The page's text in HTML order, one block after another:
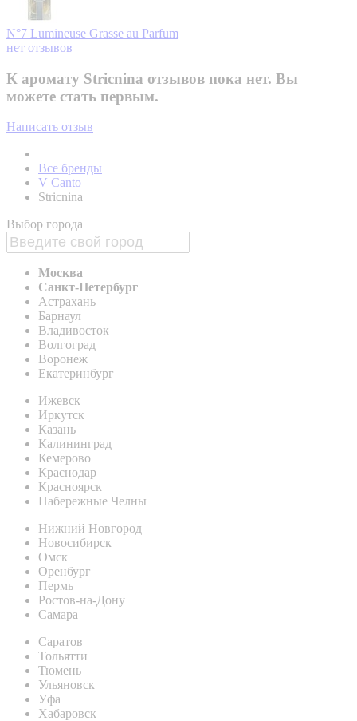
N°7 Lumineuse Grasse au Parfum
нет отзывов
К аромату Stricnina отзывов пока нет. Вы
можете стать первым.
Написать отзыв
Все бренды
V Canto
Stricnina
Выбор города
Москва
Санкт-Петербург
Астрахань
Барнаул
Владивосток
Волгоград
Воронеж
Екатеринбург
Ижевск
Иркутск
Казань
Калининград
Кемерово
Краснодар
Красноярск
Набережные Челны
Нижний Новгород
Новосибирск
Омск
Оренбург
Пермь
Ростов-на-Дону
Самара
Саратов
Тольятти
Тюмень
Ульяновск
Уфа
Хабаровск